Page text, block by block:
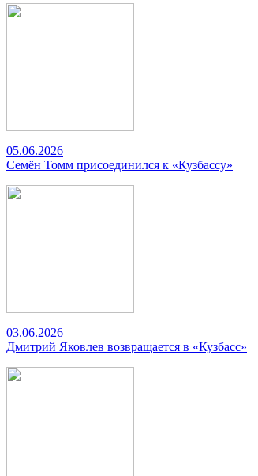
05.06.2026
Семён Томм присоединился к «Кузбассу»
03.06.2026
Дмитрий Яковлев возвращается в «Кузбасс»